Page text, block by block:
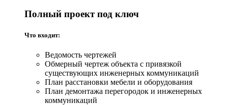
Полный проект под ключ
Что входит:
Ведомость чертежей
Обмерный чертеж объекта с привязкой
существующих инженерных коммуникаций
План расстановки мебели и оборудования
План демонтажа перегородок и инженерных
коммуникаций